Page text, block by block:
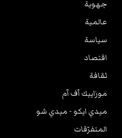
جهوية
عالمية
سياسة
اقتصاد
ثقافة
موزاييك آف آم
ميدي ايكو - ميدي شو
المتفرّقات